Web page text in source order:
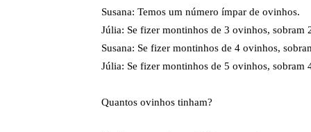
Susana: Temos um número ímpar de ovinhos.
Júlia: Se fizer montinhos de 3 ovinhos, sobram
Susana: Se fizer montinhos de 4 ovinhos,
Júlia: Se fizer montinhos de 5 ovinhos, sobram
Quantos ovinhos tinham?